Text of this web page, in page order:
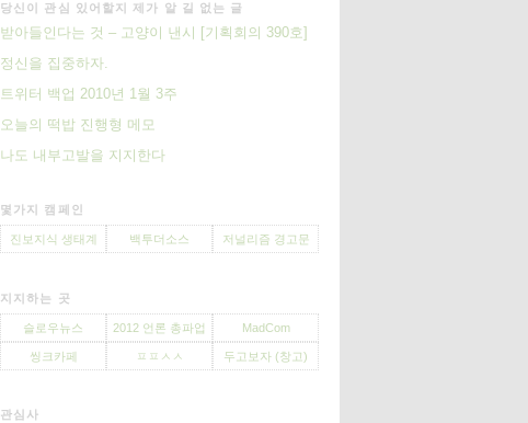
당신이 관심 있어할지 제가 알 길 없는 글
받아들인다는 것 – 고양이 낸시 [기획회의 390호]
정신을 집중하자.
트위터 백업 2010년 1월 3주
오늘의 떡밥 진행형 메모
나도 내부고발을 지지한다
몇가지 캠페인
진보지식 생태계 백투더소스 저널리즘 경고문
지지하는 곳
슬로우뉴스 2012 언론 총파업 MadCom
씽크카페 ㅍㅍㅅㅅ 두고보자 (창고)
관심사